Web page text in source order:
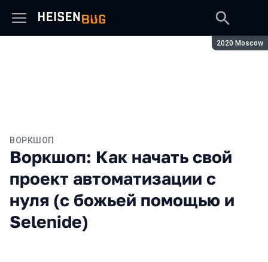
Сезон:
2020 Moscow
ВОРКШОП
Воркшоп: Как начать свой
проект автоматизации с
нуля (с божьей помощью и
Selenide)